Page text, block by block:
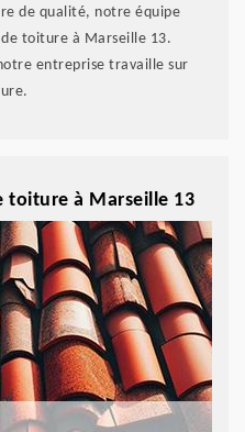
de qualité, notre équipe
toiture à Marseille 13.
entreprise travaille sur
toiture à Marseille 13